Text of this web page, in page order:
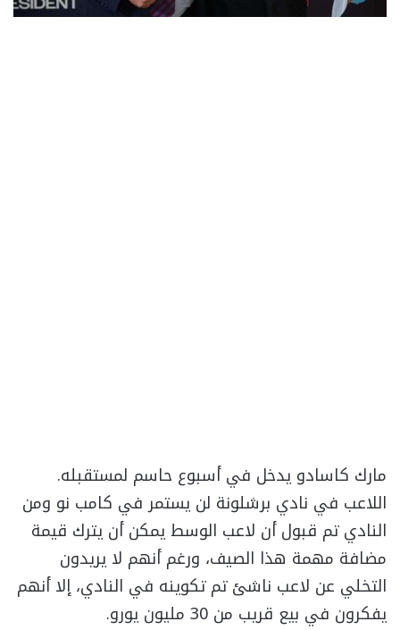
مارك كاسادو يدخل في أسبوع حاسم لمستقبله.
اللاعب في نادي برشلونة لن يستمر في كامب نو ومن
النادي تم قبول أن لاعب الوسط يمكن أن يترك قيمة
مضافة مهمة هذا الصيف، ورغم أنهم لا يريدون
التخلي عن لاعب ناشئ تم تكوينه في النادي، إلا أنهم
يفكرون في بيع قريب من 30 مليون يورو.